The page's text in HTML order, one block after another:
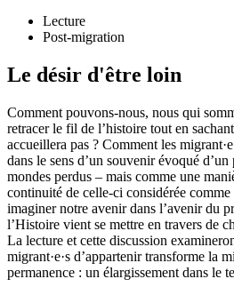
Lecture
Post-migration
Le désir d'être loin
Comment pouvons-nous, nous qui
retracer le fil de l’histoire tout en
accueillera pas ? Comment les
dans le sens d’un souvenir évoqué
mondes perdus – mais comme une
continuité de celle-ci considérée
imaginer notre avenir dans l’avenir du
l’Histoire vient se mettre en travers de
La lecture et cette discussion
migrant·e·s d’appartenir transforme la
permanence : un élargissement dans le